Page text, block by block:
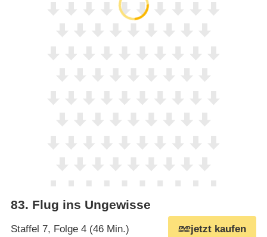
83. Flug ins Ungewisse
Staffel 7, Folge 4 (46 Min.) jetzt kaufen